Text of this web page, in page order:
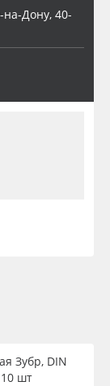
на-Дону, 40-
Зубр, DIN
шт